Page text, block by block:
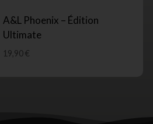
A&L Phoenix – Édition
Ultimate
19,90€